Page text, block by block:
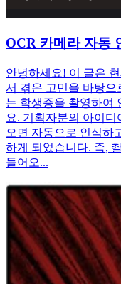
OCR 카메라 자동
안녕하세요! 이 글은
서 겪은 고민을 바탕으
는 학생증을 촬영하여
요. 기획자분의 아이
오면 자동으로 인식하
하게 되었습니다. 즉,
들어오...